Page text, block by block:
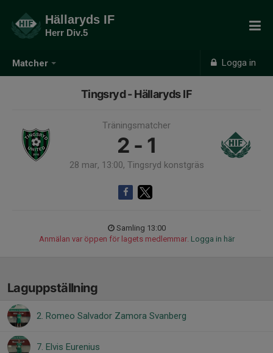
Matcher Logga in
Hällaryds IF
Herr Div.5
Tingsryd - Hällaryds IF
Träningsmatcher
2 - 1
28 mar, 13:00, Tingsryd konstgräs
Samling 13:00
Anmälan var öppen för lagets medlemmar. Logga in här
Laguppställning
2. Romeo Salvador Zamora Svanberg
7. Elvis Eurenius